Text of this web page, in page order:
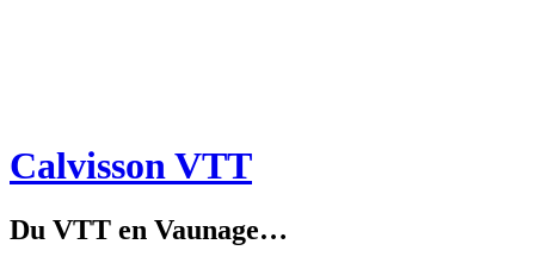
Calvisson VTT
Du VTT en Vaunage…